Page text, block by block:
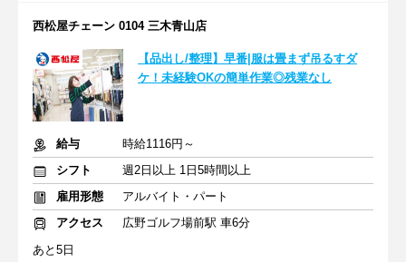
西松屋チェーン 0104 三木青山店
【品出し/整理】早番|服は畳まず吊るすダ
ケ！未経験OKの簡単作業◎残業なし
給与
時給1116円～
シフト
週2日以上 1日5時間以上
雇用形態
アルバイト・パート
アクセス
広野ゴルフ場前駅 車6分
あと5日